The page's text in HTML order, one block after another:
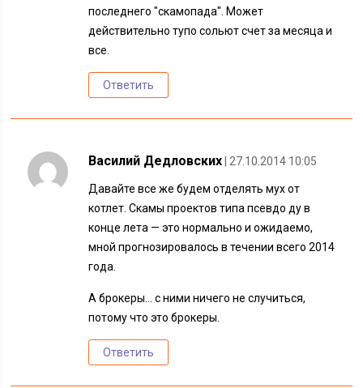
последнего "скамопада". Может
действительно тупо сольют счет за месяца и
все.
Ответить
Василий Дедловских | 27.10.2014 10:05
Давайте все же будем отделять мух от
котлет. Скамы проектов типа псевдо ду в
конце лета — это нормально и ожидаемо,
мной прогнозировалось в течении всего 2014
года.
А брокеры… с ними ничего не случиться,
потому что это брокеры.
Ответить